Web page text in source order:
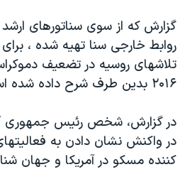
همایش محافظه‌کاران آمریکا «سی‌پک»
صفحه‌های ویژه
سفر پرزیدنت ترامپ به چین
گزارش که از سوی سناتورهای
روابط خارجی سنا تهیه شده ،
تلاشهای روسیه در تضعیف
۲۰۱۶ بدین طرف شرح داده شده است.
در گزارش، شخص رئیس جمهوری
در واکنش نشان دادن به
کننده مسکو در آمریکا و جهان